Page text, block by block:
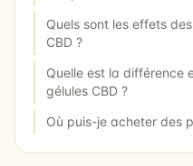
Quels sont les effets
CBD ?
Quelle est la différence
gélules CBD ?
Où puis-je acheter des